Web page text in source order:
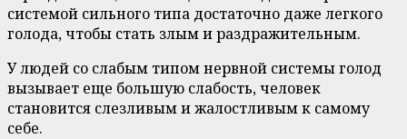
системой сильного типа достаточно даже легкого
голода, чтобы стать злым и раздражительным.
У людей со слабым типом нервной системы голод
вызывает еще большую слабость, человек
становится слезливым и жалостливым к самому
себе.